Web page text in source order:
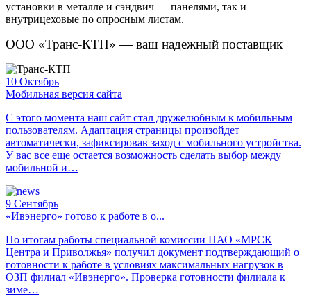
установки в металле и сэндвич — панелями, так и
внутрицеховые по опросным листам.
ООО «Транс-КТП» — ваш надежный поставщик
10 Октябрь
Мобильная версия сайта
С этого момента наш сайт стал дружелюбным к мобильным
пользователям. Адаптация страницы произойдет
автоматически, зафиксировав заход с мобильного устройства.
У вас все еще остается возможность сделать выбор между
мобильной и…
9 Сентябрь
«Ивэнерго» готово к работе в о...
По итогам работы специальной комиссии ПАО «МРСК
Центра и Приволжья» получил документ подтверждающий о
готовности к работе в условиях максимальных нагрузок в
ОЗП филиал «Ивэнерго». Проверка готовности филиала к
зиме…